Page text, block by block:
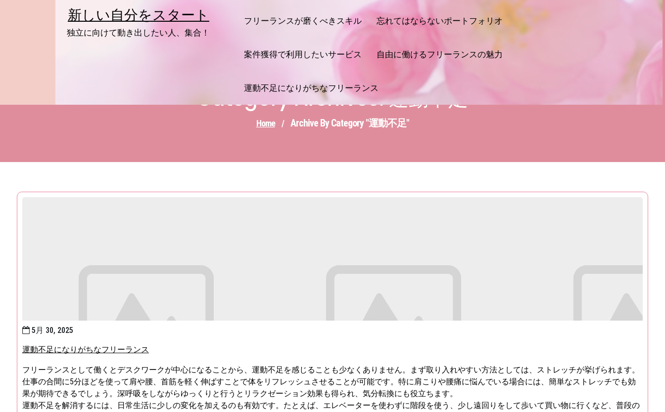
新しい自分をスタート
独立に向けて動き出したい人、集合！
フリーランスが磨くべきスキル 忘れてはならないポートフォリオ
案件獲得で利用したいサービス 自由に働けるフリーランスの魅力
運動不足になりがちなフリーランス
Category Archives: 運動不足
Home / Archive By Category "運動不足"
5月 30, 2025
運動不足になりがちなフリーランス
フリーランスとして働くとデスクワークが中心になることから、運動不足を感じることも少なくありません。まず取り入れやすい方法としては、ストレッチが挙げられます。
仕事の合間に5分ほどを使って肩や腰、首筋を軽く伸ばすことで体をリフレッシュさせることが可能です。特に肩こりや腰痛に悩んでいる場合には、簡単なストレッチでも効
果が期待できるでしょう。深呼吸をしながらゆっくりと行うとリラクゼーション効果も得られ、気分転換にも役立ちます。
運動不足を解消するには、日常生活に少しの変化を加えるのも有効です。たとえば、エレベーターを使わずに階段を使う、少し遠回りをして歩いて買い物に行くなど、普段の